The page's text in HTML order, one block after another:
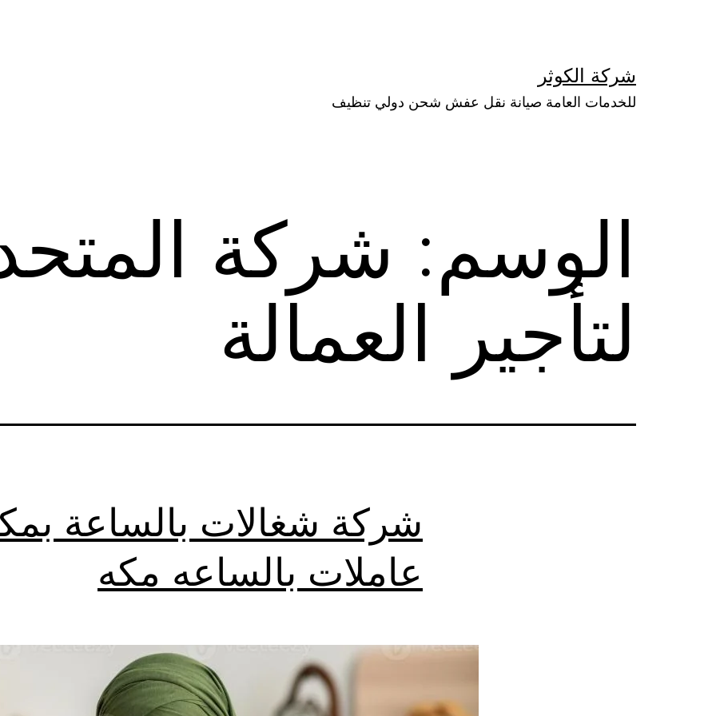
شركة الكوثر
للخدمات العامة صيانة نقل عفش شحن دولي تنظيف
الوسم: شركة
لتأجير العمالة
شركة شغالات بالساعة
عاملات بالساعه مكه